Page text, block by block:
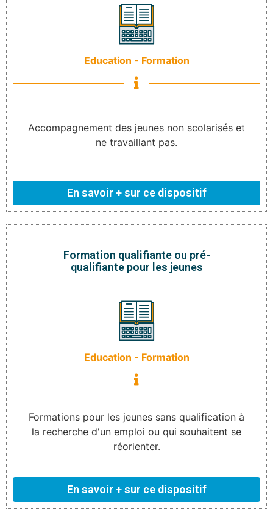
Education - Formation
Accompagnement des jeunes non scolarisés et
ne travaillant pas.
En savoir + sur ce dispositif
Formation qualifiante ou pré-
qualifiante pour les jeunes
Education - Formation
Formations pour les jeunes sans qualification à
la recherche d'un emploi ou qui souhaitent se
réorienter.
En savoir + sur ce dispositif